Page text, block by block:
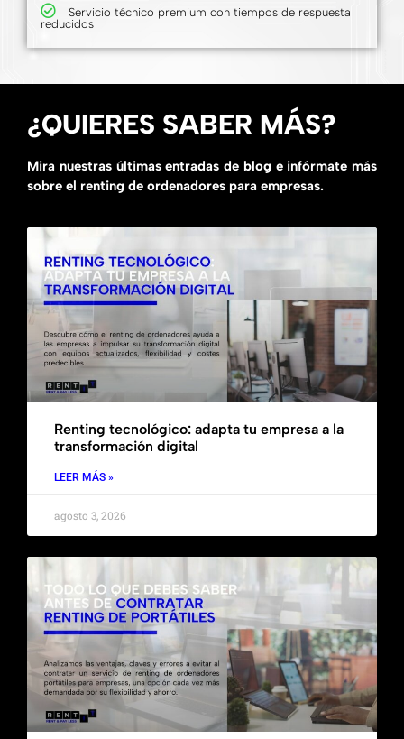
Servicio técnico premium con tiempos de respuesta
reducidos
¿QUIERES SABER MÁS?
Mira nuestras últimas entradas de blog e infórmate más
sobre el renting de ordenadores para empresas.
Renting tecnológico: adapta tu empresa a la
transformación digital
LEER MÁS »
agosto 3, 2026